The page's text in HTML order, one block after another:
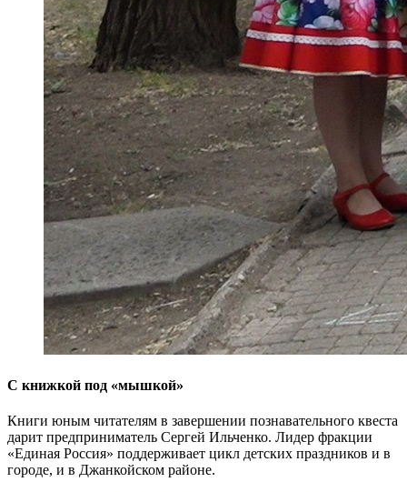
С книжкой под «мышкой»
Книги юным читателям в завершении познавательного квеста
дарит предприниматель Сергей Ильченко. Лидер фракции
«Единая Россия» поддерживает цикл детских праздников и в
городе, и в Джанкойском районе.